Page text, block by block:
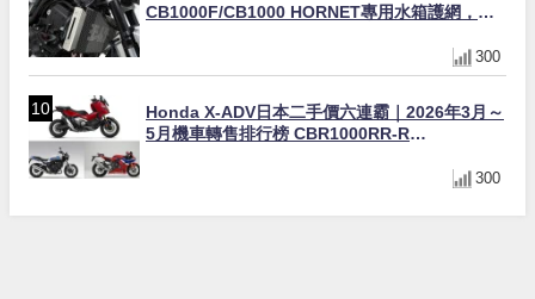
CB1000F/CB1000 HORNET專用水箱護網，六
300
Honda X-ADV日本二手價六連霸｜2026年3月～
5月機車轉售排行榜 CBR1000RR-R
300